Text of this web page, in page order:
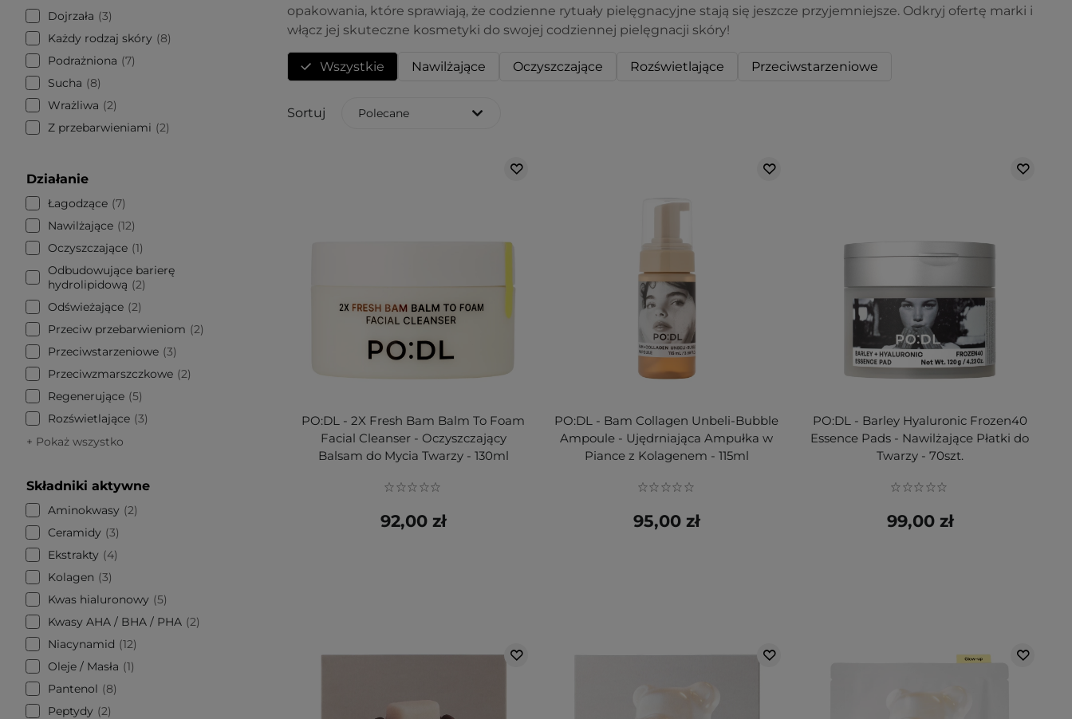
Dojrzała
3
Każdy rodzaj skóry
8
Podrażniona
7
Sucha
8
Wrażliwa
2
Z przebarwieniami
2
Działanie
Łagodzące 7
Nawilżające 12
Oczyszczające 1
Odbudowujące barierę
hydrolipidową
2
Odświeżające 2
Przeciw przebarwieniom
2
Przeciwstarzeniowe 3
Przeciwzmarszczkowe 2
Regenerujące 5
Rozświetlające 3
+ Pokaż wszystko
Składniki aktywne
Aminokwasy
2
Ceramidy
3
Ekstrakty
4
Kolagen
3
Kwas hialuronowy
5
Kwasy AHA / BHA / PHA 2
Niacynamid
12
Oleje / Masła
1
Pantenol
8
Peptydy
2
opakowania, które sprawiają, że codzienne rytuały pielęgnacyjne stają się jeszcze przyjemniejsze. Odkryj ofertę marki i
włącz jej skuteczne kosmetyki do swojej codziennej pielęgnacji skóry!
Wszystkie Nawilżające Oczyszczające Rozświetlające Przeciwstarzeniowe
Sortuj Polecane
PO:DL - 2X Fresh Bam Balm To Foam
Facial Cleanser - Oczyszczający
Balsam do Mycia Twarzy - 130ml
92,00 zł
PO:DL - Bam Collagen Unbeli-Bubble
Ampoule - Ujędrniająca Ampułka w
Piance z Kolagenem - 115ml
95,00 zł
PO:DL - Barley Hyaluronic Frozen40
Essence Pads - Nawilżające Płatki do
Twarzy - 70szt.
99,00 zł